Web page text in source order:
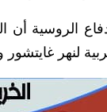
الروسية
لنهر